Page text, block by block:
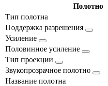
Полотно
Тип полотна
Поддержка разрешения
Усиление
Половинное усиление
Тип проекции
Звукопрозрачное полотно
Название полотна